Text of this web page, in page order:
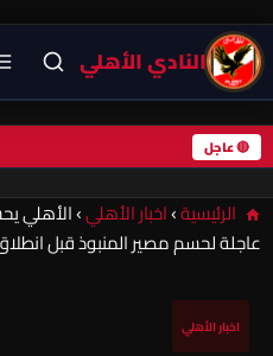
النادي الأهلي
🔴 عاجل
الرئيسية›اخبار الأهلي›الأهلي
عاجلة لحسم مصير المنبوذ قبل
اخبار الأهلي